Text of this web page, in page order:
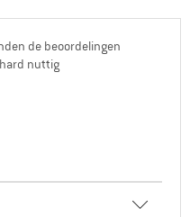
de beoordelingen
nuttig